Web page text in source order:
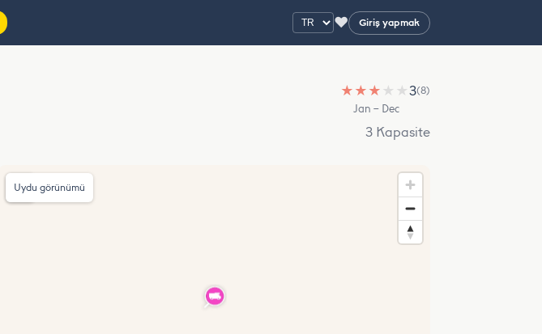
♥ Giriş yapmak
★ ★ ★ ★ ★3(8)
Jan – Dec
3 Kapasite
Uydu görünümü